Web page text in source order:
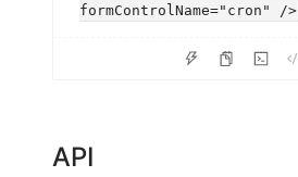
formControlName="cron" />
API